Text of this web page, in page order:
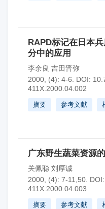
RAPD标记在日本
分中的应用
李余良 吉田晋弥
2000, (4): 4-6.
DOI:
411X.2000.04.002
摘要 参考文献
广东野生蔬菜资源
关佩聪 刘厚诚
2000, (4): 7-11,50. DOI:
411X.2000.04.003
摘要 参考文献